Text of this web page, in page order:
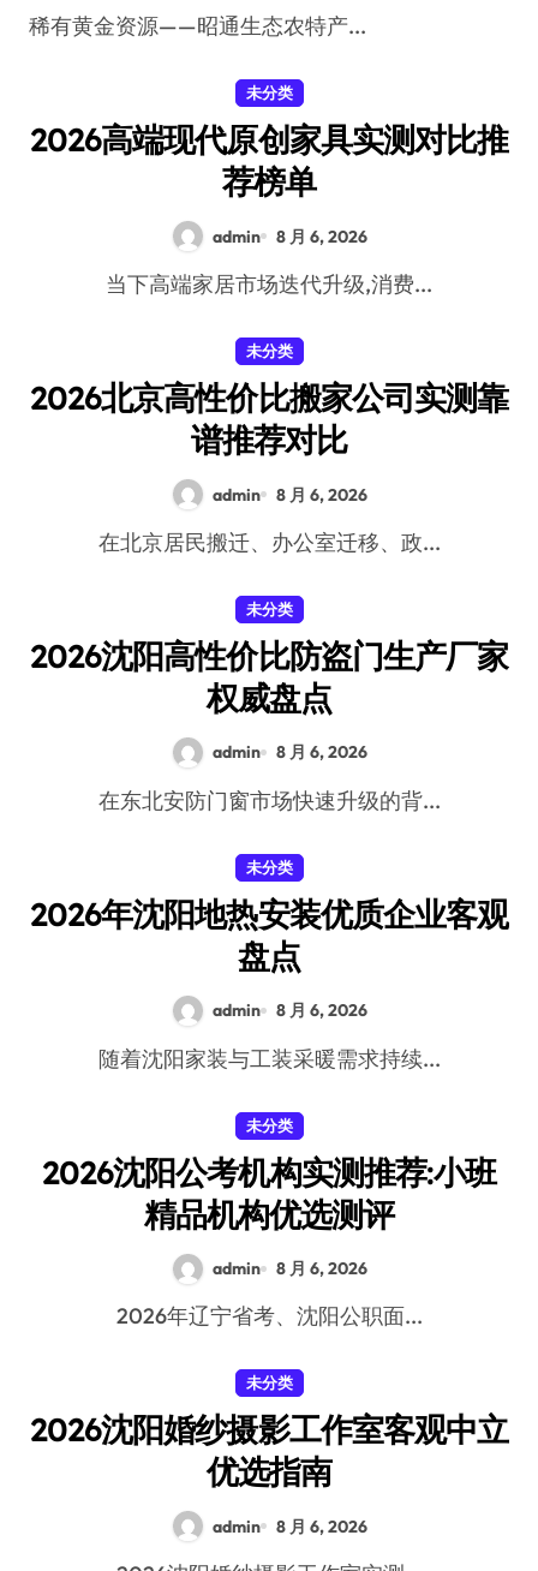
稀有黄金资源——昭通生态农特产...
未分类
2026高端现代原创家具实测对比推
荐榜单
admin 8 月 6, 2026
当下高端家居市场迭代升级,消费...
未分类
2026北京高性价比搬家公司实测靠
谱推荐对比
admin 8 月 6, 2026
在北京居民搬迁、办公室迁移、政...
未分类
2026沈阳高性价比防盗门生产厂家
权威盘点
admin 8 月 6, 2026
在东北安防门窗市场快速升级的背...
未分类
2026年沈阳地热安装优质企业客观
盘点
admin 8 月 6, 2026
随着沈阳家装与工装采暖需求持续...
未分类
2026沈阳公考机构实测推荐:小班
精品机构优选测评
admin 8 月 6, 2026
2026年辽宁省考、沈阳公职面...
未分类
2026沈阳婚纱摄影工作室客观中立
优选指南
admin 8 月 6, 2026